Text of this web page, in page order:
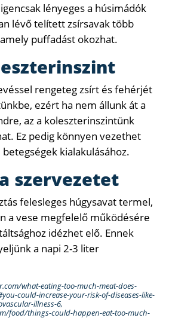
lényeges a húsimádók
lévő telített zsírsavak több
puffadást okozhat.
rengeteg zsírt és fehérjét
ezért ha nem állunk át a
az a koleszterinszintünk
Ez pedig könnyen vezethet
kialakulásához.
szervezetet
felesleges húgysavat termel,
a vese megfelelő működésére
idézhet elő. Ennek
a napi 2-3 liter
what-eating-too-much-meat-does-
could-increase-your-risk-of-diseases-like-
illness-6,
food/things-could-happen-eat-too-much-